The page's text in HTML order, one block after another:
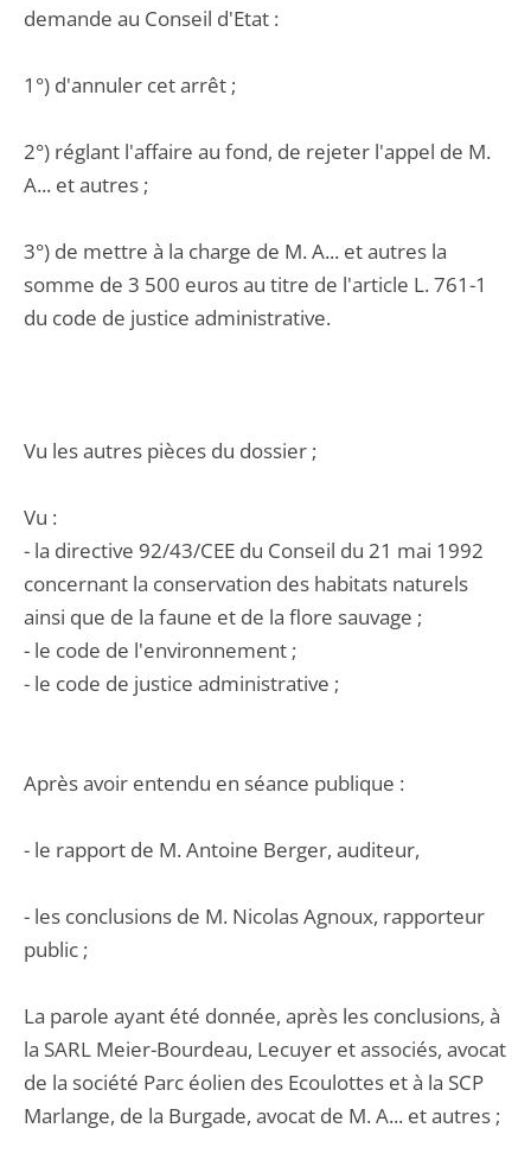
demande au Conseil d'Etat :
1°) d'annuler cet arrêt ;
2°) réglant l'affaire au fond, de rejeter l'appel de M.
A... et autres ;
3°) de mettre à la charge de M. A... et autres la
somme de 3 500 euros au titre de l'article L. 761-1
du code de justice administrative.
Vu les autres pièces du dossier ;
Vu :
- la directive 92/43/CEE du Conseil du 21 mai 1992
concernant la conservation des habitats naturels
ainsi que de la faune et de la flore sauvage ;
- le code de l'environnement ;
- le code de justice administrative ;
Après avoir entendu en séance publique :
- le rapport de M. Antoine Berger, auditeur,
- les conclusions de M. Nicolas Agnoux, rapporteur
public ;
La parole ayant été donnée, après les conclusions, à
la SARL Meier-Bourdeau, Lecuyer et associés, avocat
de la société Parc éolien des Ecoulottes et à la SCP
Marlange, de la Burgade, avocat de M. A... et autres ;